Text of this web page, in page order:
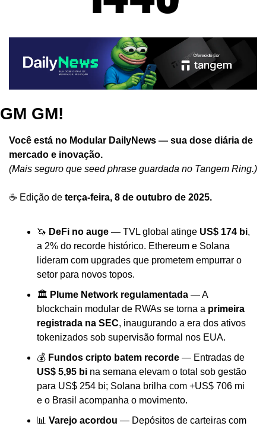
GM GM!
Você está no Modular DailyNews — sua dose diária de
mercado e inovação.
(Mais seguro que seed phrase guardada no Tangem Ring.)
☕ Edição de terça-feira, 8 de outubro de 2025.
🦄 DeFi no auge — TVL global atinge US$ 174 bi,
a 2% do recorde histórico. Ethereum e Solana
lideram com upgrades que prometem empurrar o
setor para novos topos.
🏛️ Plume Network regulamentada — A
blockchain modular de RWAs se torna a primeira
registrada na SEC, inaugurando a era dos ativos
tokenizados sob supervisão formal nos EUA.
💰 Fundos cripto batem recorde
US$ 5,95 bi na semana elevam o total sob gestão
para US$ 254 bi; Solana brilha com +US$ 706 mi
e o Brasil acompanha o movimento.
📊 Varejo acordou — Depósitos de carteiras com